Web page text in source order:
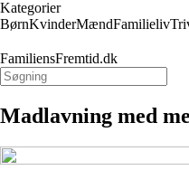
Kategorier
BørnKvinderMændFamilieliv
FamiliensFremtid.dk
Madlavning med